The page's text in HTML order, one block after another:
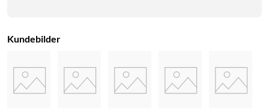
Kundebilder